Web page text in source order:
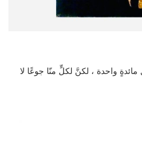
مائدةٍ واحدة ، لكنَّ لكلٍّ منّا جوعًا لا